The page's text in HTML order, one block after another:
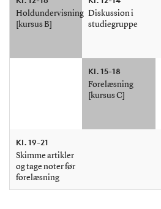
Holdundervisning
[kursus B]
Diskussion i
studiegruppe
Kl. 15-18
Forelæsning
[kursus C]
Kl. 19-21
Skimme artikler
og tage noter før
forelæsning